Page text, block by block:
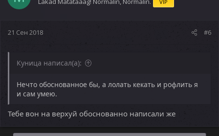
VIP
21 Сен 2018 #6
Куница написал(а):
Нечто обоснованное бы, а лолать кекать и рофлить я
и сам умею.
Тебе вон на верхуй обоснованно написали же